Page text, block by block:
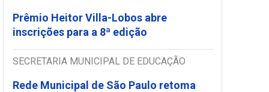
Prêmio Heitor Villa-Lobos abre
inscrições para a 8ª edição
SECRETARIA MUNICIPAL DE EDUCAÇÃO
Rede Municipal de São Paulo retoma